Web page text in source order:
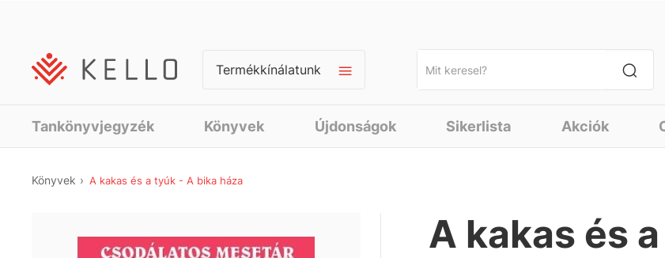
Termékkínálatunk
Tankönyvjegyzék Könyvek Újdonságok Sikerlista Akciók
Könyvek A kakas és a tyúk - A bika háza
A kakas és